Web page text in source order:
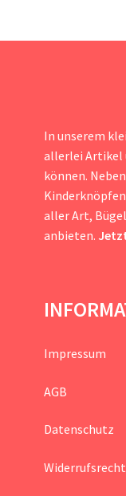
In unserem
allerlei Artikel
können.
aller Art,
anbieten.
Impressum
AGB
Datenschutz
Widerrufsrecht